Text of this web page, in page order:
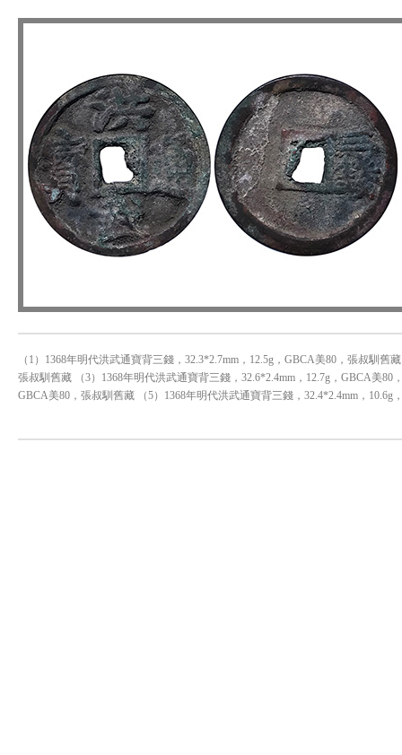
（1）1368年明代洪武通寶背三錢，32.3*2.7mm，12.5g，GBCA美80，張叔馴
張叔馴舊藏 （3）1368年明代洪武通寶背三錢，32.6*2.4mm，12.7g，GBCA美
GBCA美80，張叔馴舊藏 （5）1368年明代洪武通寶背三錢，32.4*2.4mm，10.6g